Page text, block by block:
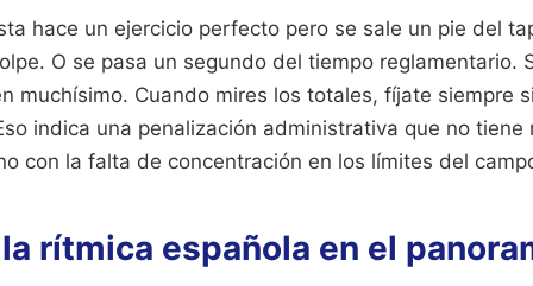
hace un ejercicio perfecto pero se sale un pie del
O se pasa un segundo del tiempo reglamentario.
muchísimo. Cuando mires los totales, fíjate siempre
indica una penalización administrativa que no tiene
con la falta de concentración en los límites del
rítmica española en el